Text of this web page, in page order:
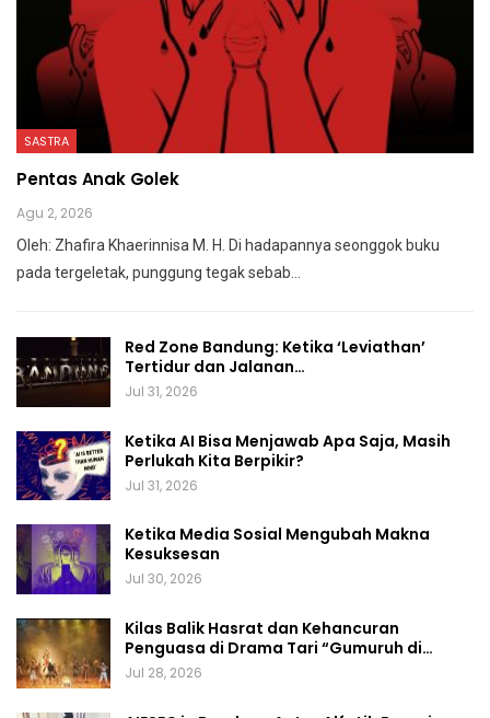
SASTRA
Pentas Anak Golek
Agu 2, 2026
Oleh: Zhafira Khaerinnisa M. H.
Di hadapannya seonggok buku
pada tergeletak, punggung tegaksebab
Red Zone Bandung: Ketika ‘Leviathan’
Tertidur dan Jalanan…
Jul 31, 2026
Ketika AI Bisa Menjawab Apa Saja, Masih
Perlukah Kita Berpikir?
Jul 31, 2026
Ketika Media Sosial Mengubah Makna
Kesuksesan
Jul 30, 2026
Kilas Balik Hasrat dan Kehancuran
Penguasa di Drama Tari “Gumuruh di…
Jul 28, 2026